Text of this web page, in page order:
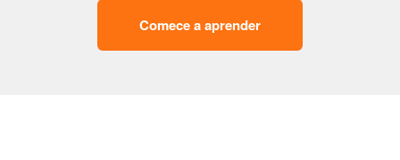
Comece a aprender